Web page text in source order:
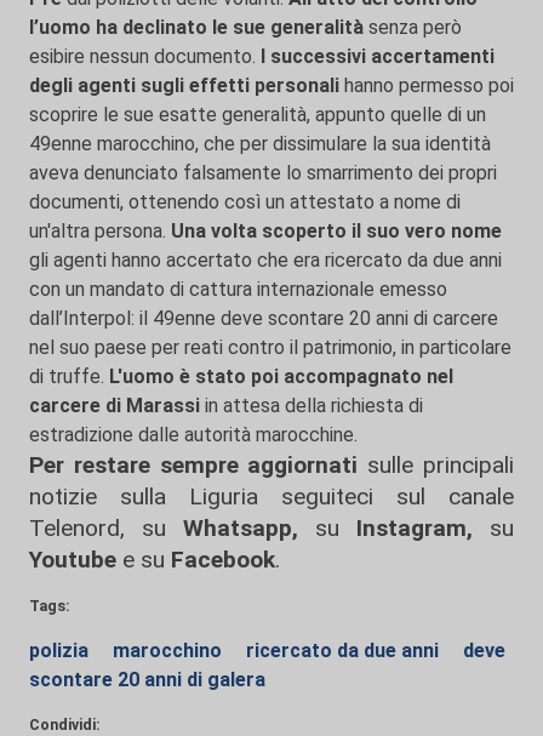
l’uomo ha declinato le sue generalità senza però
esibire nessun documento. I successivi accertamenti
degli agenti sugli effetti personali hanno permesso poi
scoprire le sue esatte generalità, appunto quelle di un
49enne marocchino, che per dissimulare la sua identità
aveva denunciato falsamente lo smarrimento dei propri
documenti, ottenendo così un attestato a nome di
un'altra persona. Una volta scoperto il suo vero nome
gli agenti hanno accertato che era ricercato da due anni
con un mandato di cattura internazionale emesso
dall’Interpol: il 49enne deve scontare 20 anni di carcere
nel suo paese per reati contro il patrimonio, in particolare
di truffe. L'uomo è stato poi accompagnato nel
carcere di Marassi in attesa della richiesta di
estradizione dalle autorità marocchine.
Per restare sempre aggiornati sulle principali
notizie sulla Liguria seguiteci sul canale
Telenord, su
Whatsapp, su Instagram, su
Youtube e su Facebook.
Tags:
polizia marocchino ricercato da due anni
deve
scontare 20 anni di galera
Condividi: